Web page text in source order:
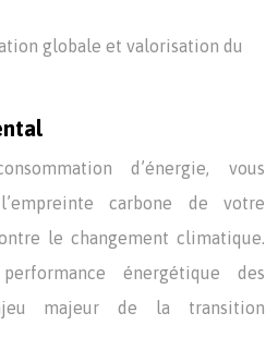
globale et valorisation du
d’énergie, vous
carbone de votre
le changement climatique.
énergétique des
majeur de la transition